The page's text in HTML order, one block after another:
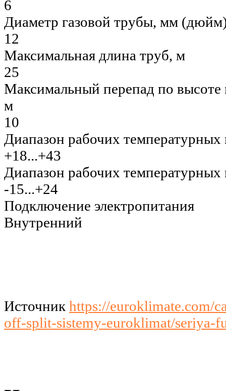
6
Диаметр газовой трубы, мм
12
Максимальная длина труб, м
25
Максимальный перепад по
м
10
Диапазон рабочих
+18...+43
Диапазон рабочих температурных
-15...+24
Подключение электропитания
Внутренний
Источник https://euroklimate.com/
off-split-sistemy-euroklimat/seriya-